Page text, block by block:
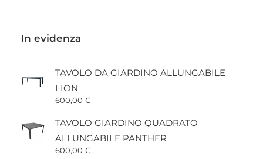
In evidenza
TAVOLO DA GIARDINO ALLUNGABILE
LION
600,00 €
TAVOLO GIARDINO QUADRATO
ALLUNGABILE PANTHER
600,00 €